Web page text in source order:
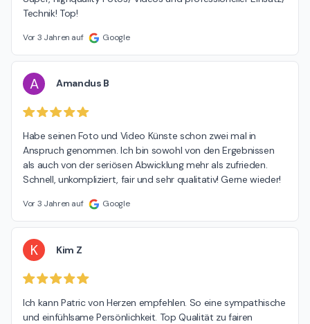
Technik! Top!
Vor 3 Jahren auf Google
A Amandus B
Habe seinen Foto und Video Künste schon zwei mal in
Anspruch genommen. Ich bin sowohl von den Ergebnissen
als auch von der seriösen Abwicklung mehr als zufrieden.
Schnell, unkompliziert, fair und sehr qualitativ! Gerne wieder!
Vor 3 Jahren auf Google
K Kim Z
Ich kann Patric von Herzen empfehlen. So eine sympathische
und einfühlsame Persönlichkeit. Top Qualität zu fairen